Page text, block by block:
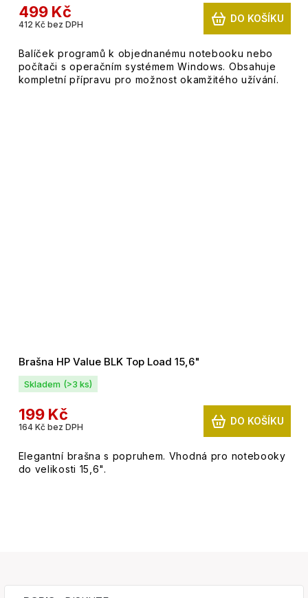
412 Kč bez DPH
499 Kč DO KOŠÍKU
Balíček programů k objednanému notebooku nebo
počítači s operačním systémem Windows. Obsahuje
kompletní přípravu pro možnost okamžitého užívání.
Brašna HP Value BLK Top Load 15,6"
Skladem (>3 ks)
164 Kč bez DPH
199 Kč DO KOŠÍKU
Elegantní brašna s popruhem. Vhodná pro notebooky
do velikosti 15,6".